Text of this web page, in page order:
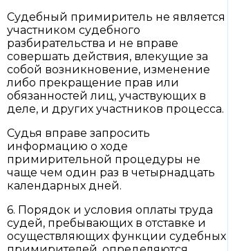
Судебный примиритель не является
участником судебного
разбирательства и не вправе
совершать действия, влекущие за
собой возникновение, изменение
либо прекращение прав или
обязанностей лиц, участвующих в
деле, и других участников процесса.
Судья вправе запросить
информацию о ходе
примирительной процедуры не
чаще чем один раз в четырнадцать
календарных дней.
6. Порядок и условия оплаты труда
судей, пребывающих в отставке и
осуществляющих функции судебных